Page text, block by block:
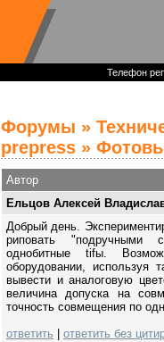
Телефон
Форумы »
prepress »
Автор
Ельцов Алексей
Добрый день.
риповать "подручными
однобитные tifы.
оборудовании,
вывести и аналоговую
величина допуска на
точность совмещения по
ответить
ответить без